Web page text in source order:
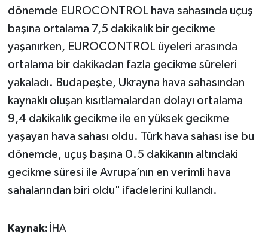
dönemde EUROCONTROL hava sahasında uçuş
başına ortalama 7,5 dakikalık bir gecikme
yaşanırken, EUROCONTROL üyeleri arasında
ortalama bir dakikadan fazla gecikme süreleri
yakaladı. Budapeşte, Ukrayna hava sahasından
kaynaklı oluşan kısıtlamalardan dolayı ortalama
9,4 dakikalık gecikme ile en yüksek gecikme
yaşayan hava sahası oldu. Türk hava sahası ise bu
dönemde, uçuş başına 0.5 dakikanın altındaki
gecikme süresi ile Avrupa’nın en verimli hava
sahalarından biri oldu" ifadelerini kullandı.
Kaynak: İHA